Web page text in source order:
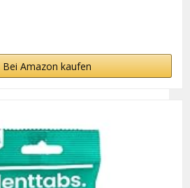
Bei Amazon kaufen